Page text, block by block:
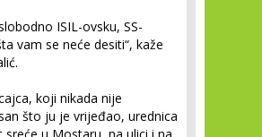
ISIL-ovsku, SS-
vam se neće desiti“, kaže
koji nikada nije
što ju je vrijeđao, urednica